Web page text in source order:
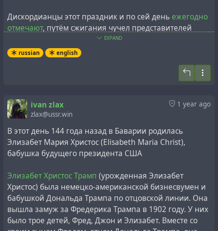
Дискордианцы этот праздник и по сей день ежегодно
отмечают, путём сжигания чучел представителей
властей в религиозных целях.
Pope Night(also called Pope's Night, Pope Day, or Pope's
Day) was a holiday celebrated annually on November 5 in
the colonial United States. It evolved from the British Guy
Fawkes Night, which commemorates the failure of the
Gunpowder Plot of 1605. Pope Night was most popular in
EXPAND
russian english
1 year ago
ivan zlax
zlax@ussr.win
В этот день 144 года назад в Баварии родилась
Элизабет Мария Христос (Elisabeth Maria Christ),
бабушка будущего президента США
Элизабет Христос Трамп (урожденная Элизабет
Христос) была немецко-американской бизнесвумен и
бабушкой Дональда Трампа по отцовской линии. Она
вышла замуж за Фредерика Трампа в 1902 году. У них
было трое детей, Фред, Джон и Элизабет. Вместе со